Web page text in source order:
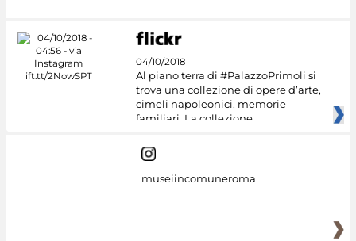
04/10/2018
Al piano terra di #PalazzoPrimoli si
trova una collezione di opere d’arte,
cimeli napoleonici, memorie
familiari. La collezione
museiincomuneroma